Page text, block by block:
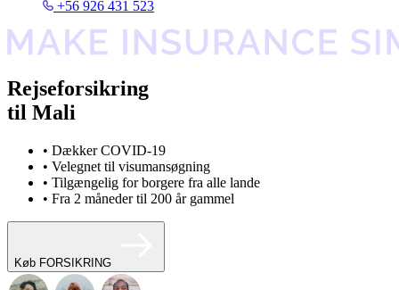
+56 926 431 523
Rejseforsikring
til Mali
• Dækker COVID-19
• Velegnet til visumansøgning
• Tilgængelig for borgere fra alle lande
• Fra 2 måneder til 200 år gammel
Køb FORSIKRING